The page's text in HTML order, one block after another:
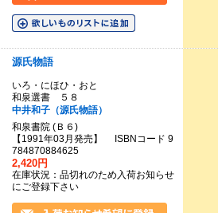
源氏物語
いろ・にほひ・おと
和泉選書 ５８
中井和子（源氏物語）
和泉書院 (Ｂ６)
【1991年03月発売】 ISBNコード 9
784870884625
2,420円
在庫状況：品切れのため入荷お知らせ
にご登録下さい